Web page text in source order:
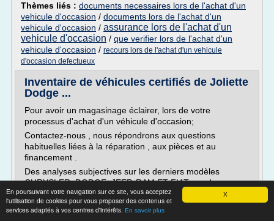
X
En poursuivant votre navigation sur ce site, vous acceptez
l'utilisation de cookies pour vous proposer des contenus et
services adaptés à vos centres d'intérêts. En savoir plus
Thèmes liés : documents necessaires lors de l'achat d'un
vehicule d'occasion / documents lors de l'achat d'un
vehicule d'occasion / assurance lors de l'achat d'un
vehicule d'occasion / que verifier lors de l'achat d'un
vehicule d'occasion / recours lors de l'achat d'un vehicule
d'occasion defectueux
Inventaire de véhicules certifiés de Joliette
Dodge ...
Pour avoir un magasinage éclairer, lors de votre
processus d'achat d'un véhicule d'occasion;
Contactez-nous , nous répondrons aux questions
habituelles liées à la réparation , aux pièces et au
financement .
Des analyses subjectives sur les derniers modèles
CHRYSLER, DODGE, JEEP, RAM ET FIAT par des
professionnelles de l'industrie automobile. Vous hésitez?
Visualiser notre page:...